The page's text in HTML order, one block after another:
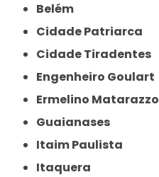
Belém
Cidade Patriarca
Cidade Tiradentes
Engenheiro Goulart
Ermelino Matarazzo
Guaianases
Itaim Paulista
Itaquera